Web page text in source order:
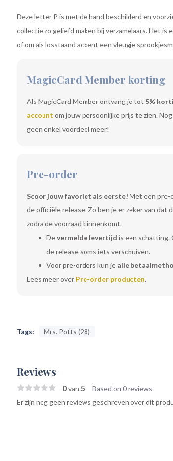
Deze letter P is met de hand beschilderd en
collectie zo geliefd maken bij verzamelaars. Het
of om als losstaand accent een vleugje
MagicCard Member korting
Als MagicCard Member ontvang je tot 5%
account om jouw persoonlijke prijs te zien.
geen enkel voordeel meer!
Pre-order
Scoor jouw favoriet als eerste! Met een pre-
de officiële release. Zo ben je er zeker van
zodra de voorraad binnenkomt.
Devermelde levertijd is een schatting.
de release soms iets verschuiven.
Voor pre-orders kun je alle
Lees meer over Pre-order producten.
Tags: Mrs. Potts (28)
Reviews
0van 5 Based on 0 reviews
Er zijn nog geen reviews geschreven over dit